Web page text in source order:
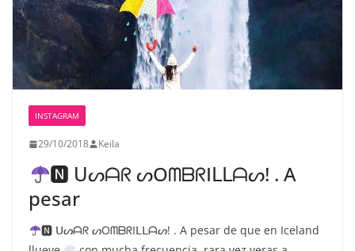
INSTAGRAM
29/10/2018 Keila
🅽 ᑌᔕᗩᖇ ᔕOᗰᗷᖇIᒪᒪᗩᔕ! . A
pesar
🅽 ᑌᔕᗩᖇ ᔕOᗰᗷᖇIᒪᒪᗩᔕ! . A pesar de que en Iceland